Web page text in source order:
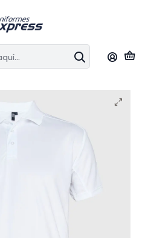
por copras superiores
Poleras
dryfit manga corta hombre